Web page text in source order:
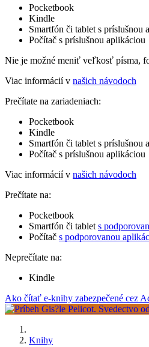
Pocketbook
Kindle
Smartfón či tablet s príslušnou
Počítač s príslušnou aplikáciou
Nie je možné meniť veľkosť písma,
Viac informácií v našich návodoch
Prečítate na zariadeniach:
Pocketbook
Kindle
Smartfón či tablet s príslušnou
Počítač s príslušnou aplikáciou
Viac informácií v našich návodoch
Prečítate na:
Pocketbook
Smartfón či tablet s
Počítač s podporovanou
Neprečítate na:
Kindle
Ako čítať e-knihy zabezpečené cez
Knihy